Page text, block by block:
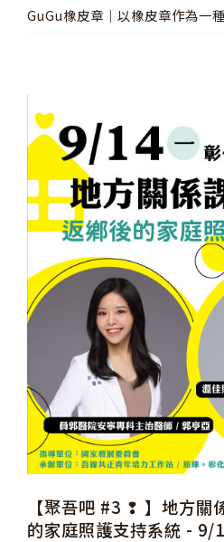
GuGu橡皮章│以橡皮章作為一
【聚吾吧 #3 ❢ 】地方關
的家庭照護支持系統 - 9/